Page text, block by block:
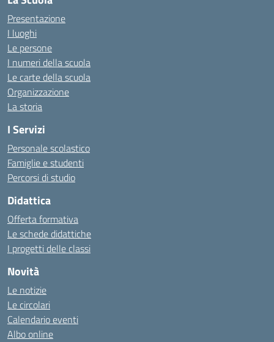
Presentazione
I luoghi
Le persone
I numeri della scuola
Le carte della scuola
Organizzazione
La storia
I Servizi
Personale scolastico
Famiglie e studenti
Percorsi di studio
Didattica
Offerta formativa
Le schede didattiche
I progetti delle classi
Novità
Le notizie
Le circolari
Calendario eventi
Albo online